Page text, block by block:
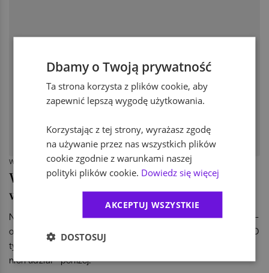
WIADOMOŚCI
Wrocław Career EXPO 2012 już
wkrótce!
Nowe, wrocławskie targi pracy – Wrocław Career EXPO 2012 –
odbędą się już 14 listopada, w hali IASE, w godzinach 11-19. O
tym, co nas spotka na targach i co należy zrobić, aby wziąć w
nich udział – poniżej.
Dbamy o Twoją prywatność
Ta strona korzysta z plików cookie, aby
zapewnić lepszą wygodę użytkowania.
Korzystając z tej strony, wyrażasz zgodę
na używanie przez nas wszystkich plików
cookie zgodnie z warunkami naszej
polityki plików cookie. Dowiedz się więcej
AKCEPTUJ WSZYSTKIE
DOSTOSUJ